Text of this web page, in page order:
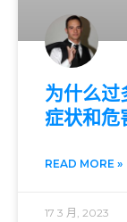
为什么过
症状和危
READ MORE »
17 3 月, 2023